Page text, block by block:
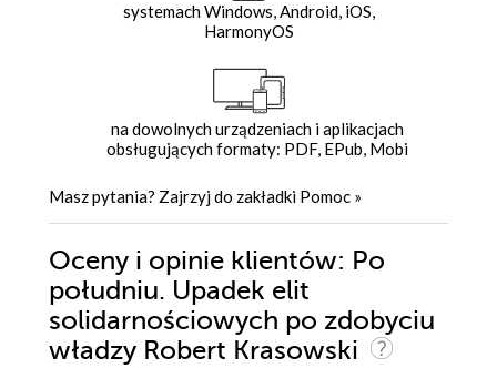
systemach Windows, Android, iOS,
HarmonyOS
na dowolnych urządzeniach i aplikacjach
obsługujących formaty: PDF, EPub, Mobi
Masz pytania? Zajrzyj do zakładki Pomoc »
Oceny i opinie klientów: Po
południu. Upadek elit
solidarnościowych po zdobyciu
władzy Robert Krasowski